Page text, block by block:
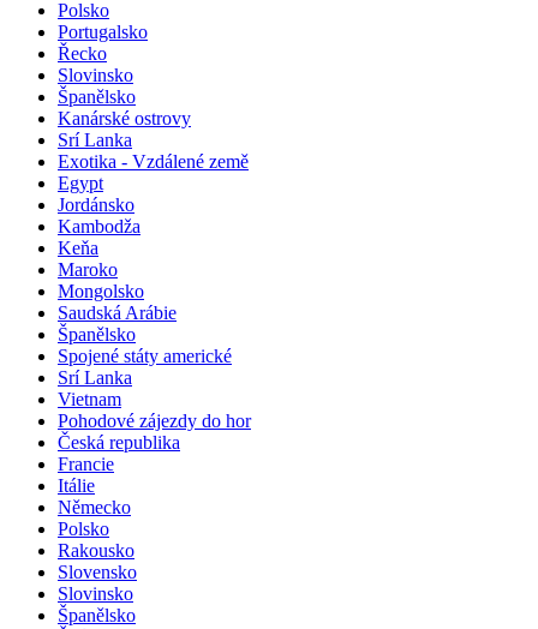
Polsko
Portugalsko
Řecko
Slovinsko
Španělsko
Kanárské ostrovy
Srí Lanka
Exotika - Vzdálené země
Egypt
Jordánsko
Kambodža
Keňa
Maroko
Mongolsko
Saudská Arábie
Španělsko
Spojené státy americké
Srí Lanka
Vietnam
Pohodové zájezdy do hor
Česká republika
Francie
Itálie
Německo
Polsko
Rakousko
Slovensko
Slovinsko
Španělsko